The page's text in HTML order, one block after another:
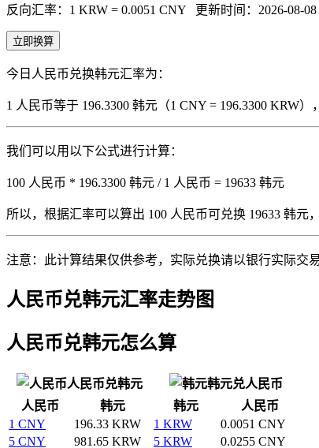
反向汇率：1 KRW = 0.0051 CNY 更新时间：2026-08-08
立即换算
今日人民币兑换韩元汇率为：
1 人民币等于 196.3300 韩元（1 CNY = 196.3300 KRW
我们可以用以下公式进行计算：
100 人民币 * 196.3300 韩元 / 1 人民币 = 19633 韩元
所以，根据汇率可以算出 100 人民币可兑换 19633 韩元
注意：此计算结果仅供参考，实际兑换请以银行实际交
人民币兑韩元汇率走势图
人民币兑韩元怎么算
人民币兑韩元
韩元兑人民币
人民币
韩元 韩元
人民币
1 CNY
196.33 KRW 1 KRW
0.0051 CNY
5 CNY
981.65 KRW 5 KRW
0.0255 CNY